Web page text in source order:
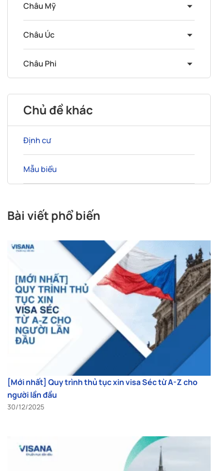
Châu Mỹ
Châu Úc
Châu Phi
Chủ đề khác
Định cư
Mẫu biểu
Bài viết phổ biến
[Mới nhất] Quy trình thủ tục xin visa Séc từ A-Z cho
người lần đầu
30/12/2025